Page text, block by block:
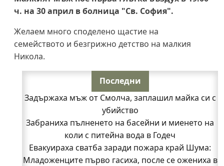
ч. на 30 април в болница "Св. София".
Желаем много споделено щастие на
семейството и безгрижно детство на малкия
Никола.
Последни
Задържаха мъж от Смолча, заплашил майка си с
убийство
Забраниха пълненето на басейни и миенето на
коли с питейна вода в Годеч
Евакуираха сватба заради пожара край Шума:
Младоженците първо гасиха, после се ожениха в